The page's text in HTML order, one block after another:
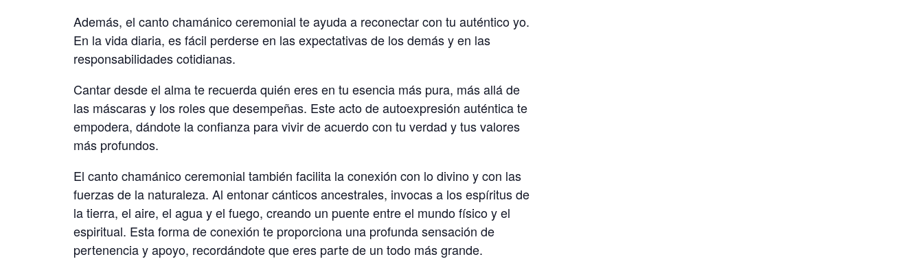
Además, el canto chamánico ceremonial te ayuda a reconectar con tu auténtico yo.
En la vida diaria, es fácil perderse en las expectativas de los demás y en las
responsabilidades cotidianas.
Cantar desde el alma te recuerda quién eres en tu esencia más pura, más allá de
las máscaras y los roles que desempeñas. Este acto de autoexpresión auténtica te
empodera, dándote la confianza para vivir de acuerdo con tu verdad y tus valores
más profundos.
El canto chamánico ceremonial también facilita la conexión con lo divino y con las
fuerzas de la naturaleza. Al entonar cánticos ancestrales, invocas a los espíritus de
la tierra, el aire, el agua y el fuego, creando un puente entre el mundo físico y el
espiritual. Esta forma de conexión te proporciona una profunda sensación de
pertenencia y apoyo, recordándote que eres parte de un todo más grande.